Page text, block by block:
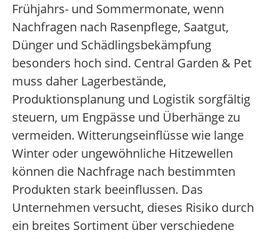
Frühjahrs- und Sommermonate, wenn
Nachfragen nach Rasenpflege, Saatgut,
Dünger und Schädlingsbekämpfung
besonders hoch sind. Central Garden & Pet
muss daher Lagerbestände,
Produktionsplanung und Logistik sorgfältig
steuern, um Engpässe und Überhänge zu
vermeiden. Witterungseinflüsse wie lange
Winter oder ungewöhnliche Hitzewellen
können die Nachfrage nach bestimmten
Produkten stark beeinflussen. Das
Unternehmen versucht, dieses Risiko durch
ein breites Sortiment über verschiedene